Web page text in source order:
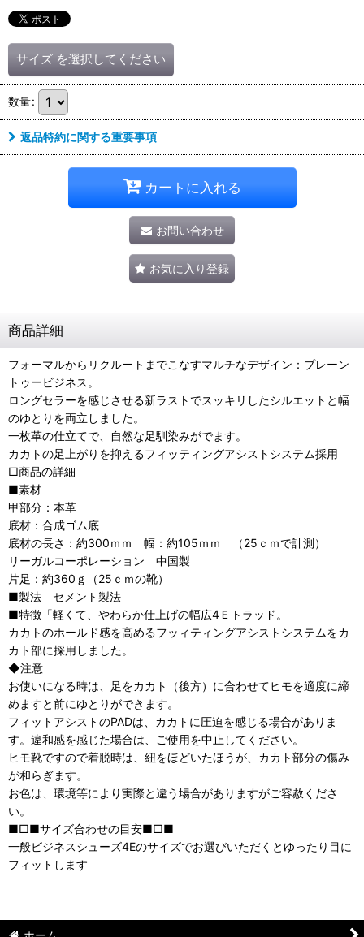
サイズ を選択してください
数量:
返品特約に関する重要事項
カートに入れる
お問い合わせ
お気に入り登録
商品詳細
フォーマルからリクルートまでこなすマルチなデザイン：プレーン
トゥービジネス。
ロングセラーを感じさせる新ラストでスッキリしたシルエットと幅
のゆとりを両立しました。
一枚革の仕立てで、自然な足馴染みがでます。
カカトの足上がりを抑えるフィッティングアシストシステム採用
□商品の詳細
■素材
甲部分：本革
底材：合成ゴム底
底材の長さ：約300ｍｍ 幅：約105ｍｍ （25ｃｍで計測）
リーガルコーポレーション 中国製
片足：約360ｇ（25ｃｍの靴）
■製法 セメント製法
■特徴「軽くて、やわらか仕上げの幅広4Ｅトラッド。
カカトのホールド感を高めるフッィティングアシストシステムをカ
カト部に採用しました。
◆注意
お使いになる時は、足をカカト（後方）に合わせてヒモを適度に締
めますと前にゆとりができます。
フィットアシストのPADは、カカトに圧迫を感じる場合がありま
す。違和感を感じた場合は、ご使用を中止してください。
ヒモ靴ですので着脱時は、紐をほどいたほうが、カカト部分の傷み
が和らぎます。
お色は、環境等により実際と違う場合がありますがご容赦くださ
い。
■□■サイズ合わせの目安■□■
一般ビジネスシューズ4Eのサイズでお選びいただくとゆったり目に
フィットします